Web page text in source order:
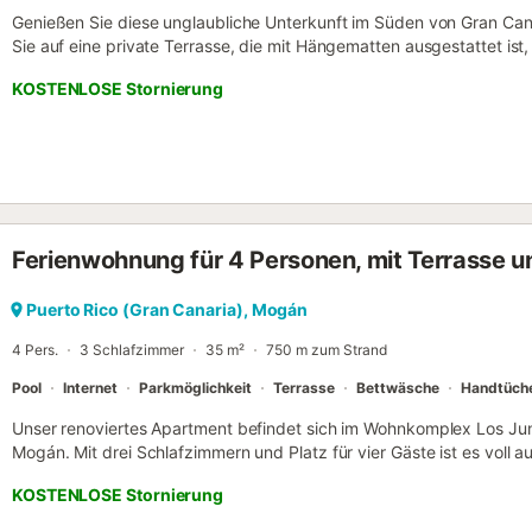
Genießen Sie diese unglaubliche Unterkunft im Süden von Gran
Sie auf eine private Terrasse, die mit Hängematten ausgestattet
unvergesslichen Aufenthalt - Unterkunft in Puerto Rico, gelegen
von Mogán - Private Terrasse mit unglaublichem Blick auf das
Whirlpool (August 2021) - Liegewiese auf der Terrasse.
Zugang zur Terrasse vom Wohnzimmer und dem
de Puerto Rico und Playa de Amadores - 10 Autominuten vom
Möglichkeit, kostenlose Parkplätze auf der Straße neben der
angegebene verlangt, die Kaution ist erstattungsfähig. - Flucht zum
KOSTENLOSE Stornierung
Ferienwohnung für 4 Personen, mit Terrasse
Puerto Rico (Gran Canaria), Mogán
4 Pers. 3 Schlafzimmer 35 m² 750 m zum Strand
Pool Internet Parkmöglichkeit Terrasse Bettwäsche
Unser renoviertes Apartment befindet sich im Wohnkomplex Los
Mogán. Mit drei Schlafzimmern und Platz für vier Gäste ist es voll
Außenmöbeln und Sonnenliegen, die sich perfekt für Mahlzeiten im
Meer- und Bergblick eignet. Die Unterkunft verfügt über: Drei
KOSTENLOSE Stornierung